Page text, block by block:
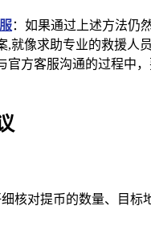
：如果通过上述方法仍
,就像求助专业的救援人员
官方客服沟通的过程中
核对提币的数量、目标